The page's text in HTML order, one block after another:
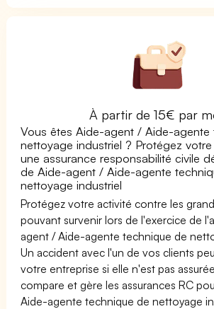
À partir de 15€ par
Vous êtes Aide-agent / Aide-agente
nettoyage industriel ? Protégez
une assurance responsabilité civile
de Aide-agent / Aide-agente
nettoyage industriel
Protégez votre activité contre les
pouvant survenir lors de l'exercice de
agent / Aide-agente technique de
Un accident avec l'un de vos clients
votre entreprise si elle n'est pas
compare et gère les assurances RC
Aide-agente technique de nettoyage